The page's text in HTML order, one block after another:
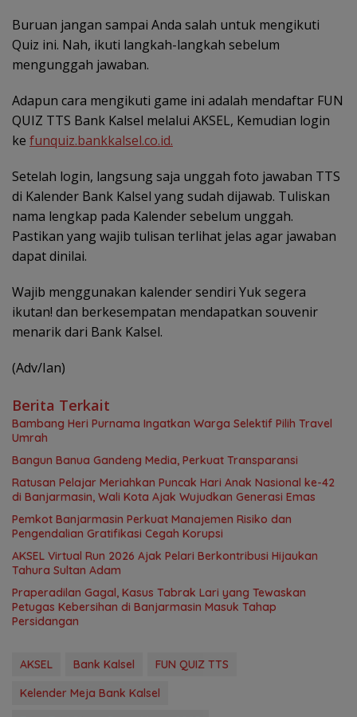
Buruan jangan sampai Anda salah untuk mengikuti
Quiz ini. Nah, ikuti langkah-langkah sebelum
mengunggah jawaban.
Adapun cara mengikuti game ini adalah mendaftar FUN
QUIZ TTS Bank Kalsel melalui AKSEL, Kemudian login
ke funquiz.bankkalsel.co.id.
Setelah login, langsung saja unggah foto jawaban TTS
di Kalender Bank Kalsel yang sudah dijawab. Tuliskan
nama lengkap pada Kalender sebelum unggah.
Pastikan yang wajib tulisan terlihat jelas agar jawaban
dapat dinilai.
Wajib menggunakan kalender sendiri Yuk segera
ikutan! dan berkesempatan mendapatkan souvenir
menarik dari Bank Kalsel.
(Adv/Ian)
Berita Terkait
Bambang Heri Purnama Ingatkan Warga Selektif Pilih Travel
Umrah
Bangun Banua Gandeng Media, Perkuat Transparansi
Ratusan Pelajar Meriahkan Puncak Hari Anak Nasional ke-42
di Banjarmasin, Wali Kota Ajak Wujudkan Generasi Emas
Pemkot Banjarmasin Perkuat Manajemen Risiko dan
Pengendalian Gratifikasi Cegah Korupsi
AKSEL Virtual Run 2026 Ajak Pelari Berkontribusi Hijaukan
Tahura Sultan Adam
Praperadilan Gagal, Kasus Tabrak Lari yang Tewaskan
Petugas Kebersihan di Banjarmasin Masuk Tahap
Persidangan
AKSEL Bank Kalsel
FUN QUIZ TTS
Kelender Meja Bank Kalsel